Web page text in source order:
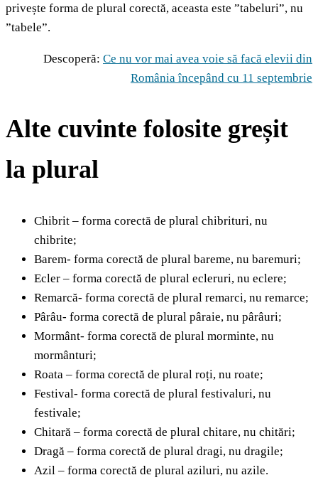
privește forma de plural corectă, aceasta este ”tabeluri”, nu
”tabele”.
Descoperă: Ce nu vor mai avea voie să facă elevii din
România începând cu 11 septembrie
Alte cuvinte folosite greșit
la plural
Chibrit – forma corectă de plural chibrituri, nu
chibrite;
Barem- forma corectă de plural bareme, nu baremuri;
Ecler – forma corectă de plural ecleruri, nu eclere;
Remarcă- forma corectă de plural remarci, nu remarce;
Pârâu- forma corectă de plural pâraie, nu pârâuri;
Mormânt- forma corectă de plural morminte, nu
mormânturi;
Roata – forma corectă de plural roți, nu roate;
Festival- forma corectă de plural festivaluri, nu
festivale;
Chitară – forma corectă de plural chitare, nu chitări;
Dragă – forma corectă de plural dragi, nu dragile;
Azil – forma corectă de plural aziluri, nu azile.